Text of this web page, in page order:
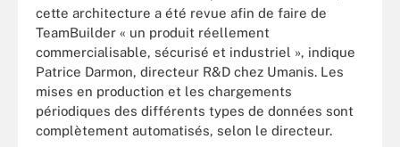
cette architecture a été revue afin de faire de
TeamBuilder « un produit réellement
commercialisable, sécurisé et industriel », indique
Patrice Darmon, directeur R&D chez Umanis. Les
mises en production et les chargements
périodiques des différents types de données sont
complètement automatisés, selon le directeur.